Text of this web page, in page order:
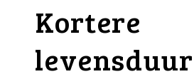
Kortere